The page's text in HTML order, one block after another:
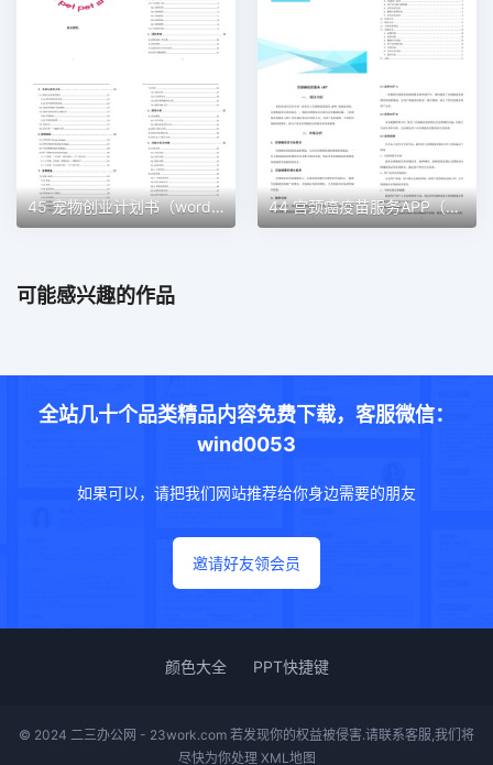
45 宠物创业计划书（word＋ppt配套）创业计划书word模板 44 宫颈癌疫苗服务APP（word＋ppt配套）创业计划书word模板
可能感兴趣的作品
全站几十个品类精品内容免费下载，客服微信：
wind0053
如果可以，请把我们网站推荐给你身边需要的朋友
邀请好友领会员
颜色大全 PPT快捷键
© 2024 二三办公网 - 23work.com 若发现你的权益被侵害.请联系客服,我们将
尽快为你处理 XML地图